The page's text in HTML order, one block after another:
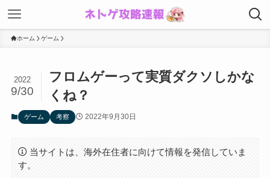
ホーム ゲーム
フロムゲーって実質ダクソしかな
くね？
2022
9/30
ゲーム 考察 2022年9月30日
当サイトは、海外在住者に向けて情報を発信していま
す。